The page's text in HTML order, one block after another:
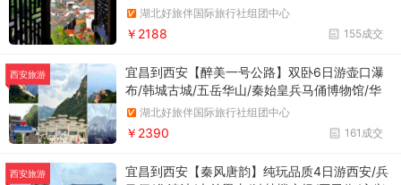
谷/婺源篁岭/徽州古城/穿越千岛湖/八一广场/徽
秀主题表演秀
湖北好旅伴国际旅行社组团中心
155成交
￥2188
西安旅游
宜昌到西安【醉美一号公路】双卧6日游壶口瀑
布/韩城古城/五岳华山/秦始皇兵马俑博物馆/华
清宫/大雁塔/大唐不夜城/永兴坊/易俗社文化街
区
湖北好旅伴国际旅行社组团中心
161成交
￥2390
西安旅游
宜昌到西安【秦风唐韵】纯玩品质4日游西安/兵